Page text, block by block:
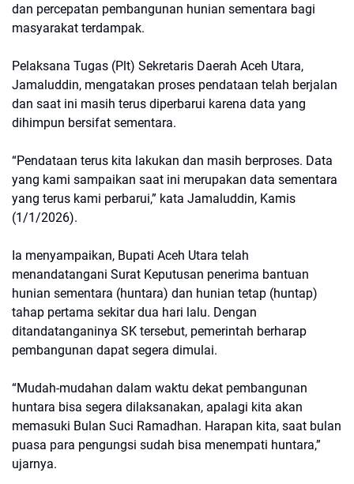
dan percepatan pembangunan hunian sementara bagi
masyarakat terdampak.
Pelaksana Tugas (Plt) Sekretaris Daerah Aceh Utara,
Jamaluddin, mengatakan proses pendataan telah berjalan
dan saat ini masih terus diperbarui karena data yang
dihimpun bersifat sementara.
“Pendataan terus kita lakukan dan masih berproses. Data
yang kami sampaikan saat ini merupakan data sementara
yang terus kami perbarui,” kata Jamaluddin, Kamis
(1/1/2026).
Ia menyampaikan, Bupati Aceh Utara telah
menandatangani Surat Keputusan penerima bantuan
hunian sementara (huntara) dan hunian tetap (huntap)
tahap pertama sekitar dua hari lalu. Dengan
ditandatanganinya SK tersebut, pemerintah berharap
pembangunan dapat segera dimulai.
“Mudah-mudahan dalam waktu dekat pembangunan
huntara bisa segera dilaksanakan, apalagi kita akan
memasuki Bulan Suci Ramadhan. Harapan kita, saat bulan
puasa para pengungsi sudah bisa menempati huntara,”
ujarnya.